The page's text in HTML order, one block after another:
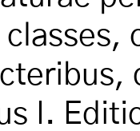
classes,
I.